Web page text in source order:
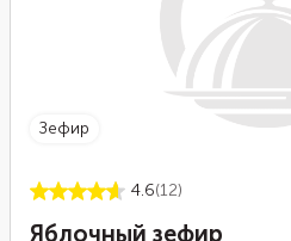
зефир
4.6(12)
Яблочный зефир